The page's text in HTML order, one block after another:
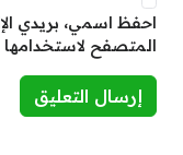
احفظ اسمي، بريدي
المتصفح لاستخدامها